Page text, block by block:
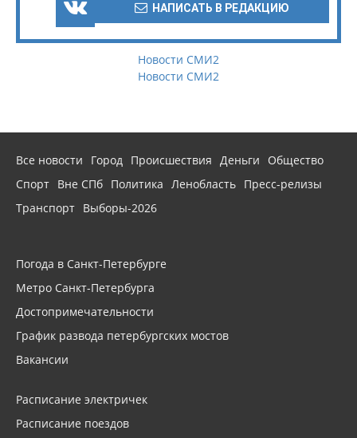
НАПИСАТЬ В РЕДАКЦИЮ
Новости СМИ2
Новости СМИ2
Все новости Город Происшествия Деньги
Общество
Спорт Вне СПб Политика Ленобласть Пресс-релизы
Транспорт Выборы-2026
Погода в Санкт-Петербурге
Метро Санкт-Петербурга
Достопримечательности
График развода петербургских мостов
Вакансии
Расписание электричек
Расписание поездов